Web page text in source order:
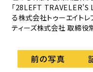
「28LEFT TRAVELER’S
る株式会社トゥーエイト
ティーズ株式会社 取締役
前の写真